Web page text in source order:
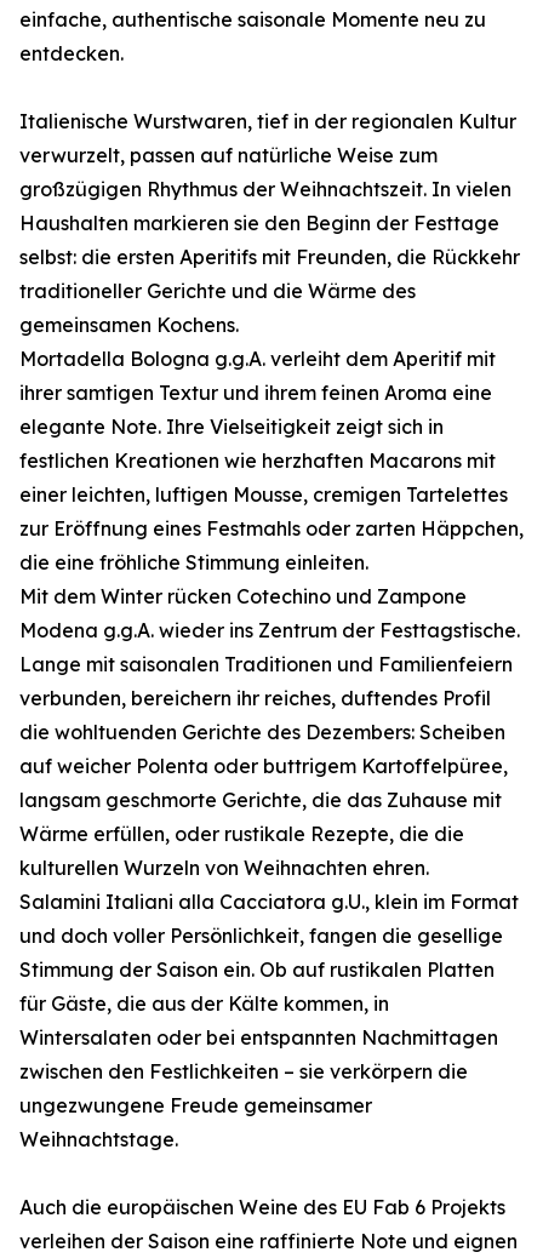
einfache, authentische saisonale Momente neu zu
entdecken.
Italienische Wurstwaren, tief in der regionalen Kultur
verwurzelt, passen auf natürliche Weise zum
großzügigen Rhythmus der Weihnachtszeit. In vielen
Haushalten markieren sie den Beginn der Festtage
selbst: die ersten Aperitifs mit Freunden, die Rückkehr
traditioneller Gerichte und die Wärme des
gemeinsamen Kochens.
Mortadella Bologna g.g.A. verleiht dem Aperitif mit
ihrer samtigen Textur und ihrem feinen Aroma eine
elegante Note. Ihre Vielseitigkeit zeigt sich in
festlichen Kreationen wie herzhaften Macarons mit
einer leichten, luftigen Mousse, cremigen Tartelettes
zur Eröffnung eines Festmahls oder zarten Häppchen,
die eine fröhliche Stimmung einleiten.
Mit dem Winter rücken Cotechino und Zampone
Modena g.g.A. wieder ins Zentrum der Festtagstische.
Lange mit saisonalen Traditionen und Familienfeiern
verbunden, bereichern ihr reiches, duftendes Profil
die wohltuenden Gerichte des Dezembers: Scheiben
auf weicher Polenta oder buttrigem Kartoffelpüree,
langsam geschmorte Gerichte, die das Zuhause mit
Wärme erfüllen, oder rustikale Rezepte, die die
kulturellen Wurzeln von Weihnachten ehren.
Salamini Italiani alla Cacciatora g.U., klein im Format
und doch voller Persönlichkeit, fangen die gesellige
Stimmung der Saison ein. Ob auf rustikalen Platten
für Gäste, die aus der Kälte kommen, in
Wintersalaten oder bei entspannten Nachmittagen
zwischen den Festlichkeiten – sie verkörpern die
ungezwungene Freude gemeinsamer
Weihnachtstage.
Auch die europäischen Weine des EU Fab 6 Projekts
verleihen der Saison eine raffinierte Note und eignen